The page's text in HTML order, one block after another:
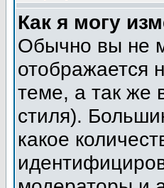
Как я могу
Обычно вы не
отображается
теме, а так же
стиля).
какое